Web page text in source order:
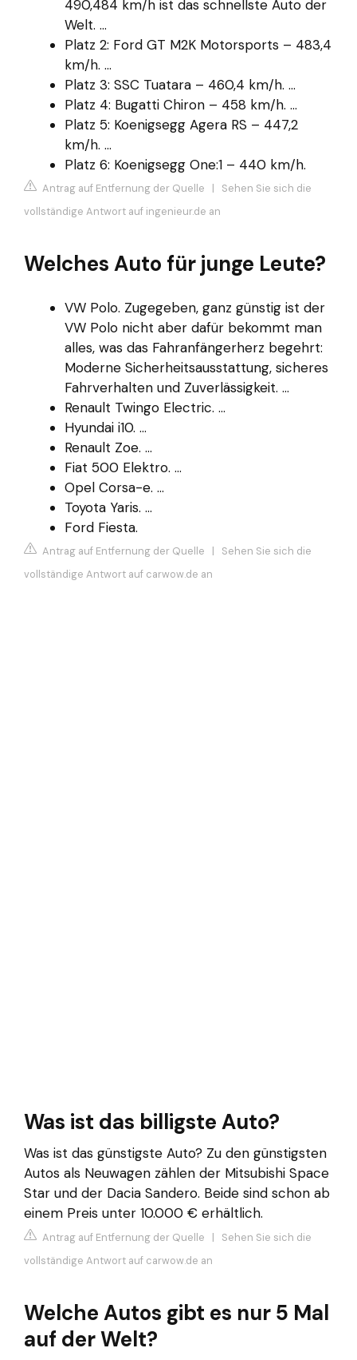
490,484 km/h ist das schnellste Auto der
Welt. ...
Platz 2: Ford GT M2K Motorsports – 483,4
km/h. ...
Platz 3: SSC Tuatara – 460,4 km/h. ...
Platz 4: Bugatti Chiron – 458 km/h. ...
Platz 5: Koenigsegg Agera RS – 447,2
km/h. ...
Platz 6: Koenigsegg One:1 – 440 km/h.
Antrag auf Entfernung der Quelle | Sehen Sie sich die
vollständige Antwort auf ingenieur.de an
Welches Auto für junge Leute?
VW Polo. Zugegeben, ganz günstig ist der
VW Polo nicht aber dafür bekommt man
alles, was das Fahranfängerherz begehrt:
Moderne Sicherheitsausstattung, sicheres
Fahrverhalten und Zuverlässigkeit. ...
Renault Twingo Electric. ...
Hyundai i10. ...
Renault Zoe. ...
Fiat 500 Elektro. ...
Opel Corsa-e. ...
Toyota Yaris. ...
Ford Fiesta.
Antrag auf Entfernung der Quelle | Sehen Sie sich die
vollständige Antwort auf carwow.de an
Was ist das billigste Auto?
Was ist das günstigste Auto? Zu den günstigsten
Autos als Neuwagen zählen der Mitsubishi Space
Star und der Dacia Sandero. Beide sind schon ab
einem Preis unter 10.000 € erhältlich.
Antrag auf Entfernung der Quelle | Sehen Sie sich die
vollständige Antwort auf carwow.de an
Welche Autos gibt es nur 5 Mal
auf der Welt?